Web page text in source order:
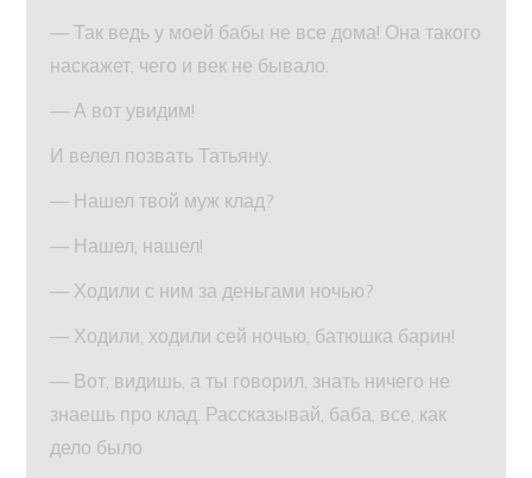
— Так ведь у моей бабы не все дома! Она такого
наскажет, чего и век не бывало.
— А вот увидим!
И велел позвать Татьяну.
— Нашел твой муж клад?
— Нашел, нашел!
— Ходили с ним за деньгами ночью?
— Ходили, ходили сей ночью, батюшка барин!
— Вот, видишь, а ты говорил, знать ничего не
знаешь про клад. Рассказывай, баба, все, как
дело было